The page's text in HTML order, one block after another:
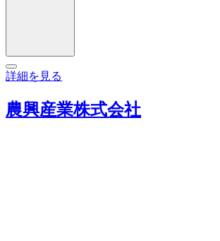
詳細を見る
農興産業株式会社